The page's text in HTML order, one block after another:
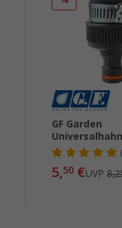
GF Garden
5,50€UVP